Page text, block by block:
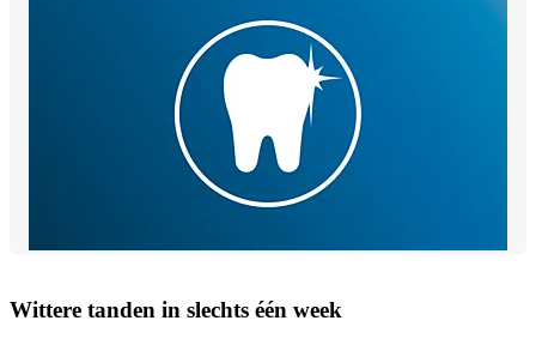
Wittere tanden in slechts één week